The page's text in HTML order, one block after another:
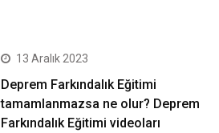
13 Aralık 2023
Deprem Farkındalık Eğitimi
tamamlanmazsa ne olur? Deprem
Farkındalık Eğitimi videoları